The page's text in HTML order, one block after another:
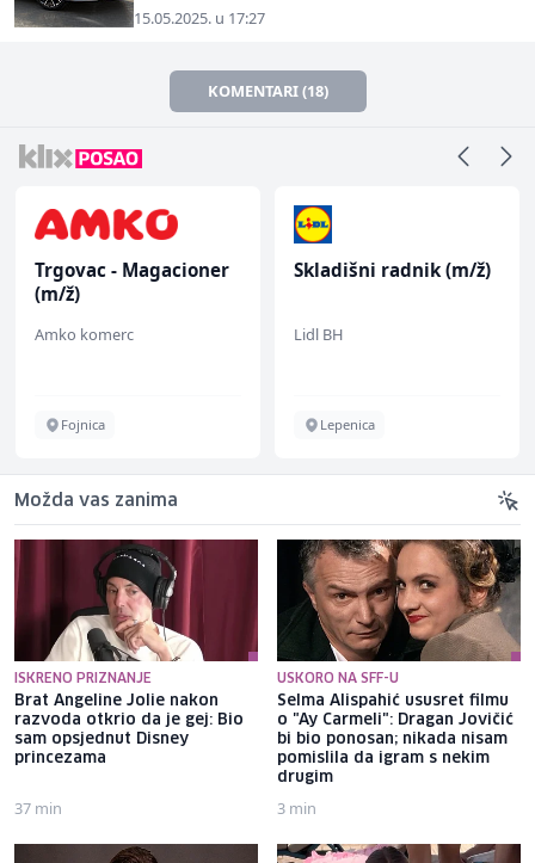
15.05.2025. u 17:27
KOMENTARI (18)
Skladišni radnik (m/ž)
Lidl BH
Lepenica
NK pomoćni radnik
Mountain
Sarajevo
Možda vas zanima
ISKRENO PRIZNANJE
Brat Angeline Jolie nakon
razvoda otkrio da je gej: Bio
sam opsjednut Disney
princezama
37 min
USKORO NA SFF-U
Selma Alispahić ususret filmu
o "Ay Carmeli": Dragan Jovičić
bi bio ponosan; nikada nisam
pomislila da igram s nekim
drugim
3 min